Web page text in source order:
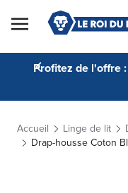
Skip to Content
Profitez de l'offre
Accueil Linge de lit
Drap-housse Coton